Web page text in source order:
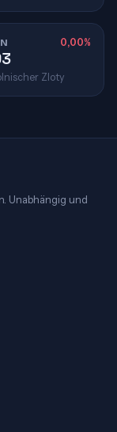
0,00%
Zloty
Unabhängig und